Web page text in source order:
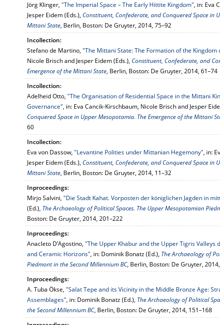
Jörg Klinger, "The Imperial Space – The Early Hittite Kingdom", in: Eva
Jesper Eidem (Eds.), Constituent, Confederate, and Conquered Space in
Mittani State, Berlin, Boston: De Gruyter, 2014, 75–92
Incollection:
Stefano de Martino, "The Mittani State: The Formation of the Kingdom
Nicole Brisch and Jesper Eidem (Eds.), Constituent, Confederate, and
Emergence of the Mittani State, Berlin, Boston: De Gruyter, 2014, 61–74
Incollection:
Adelheid Otto, "The Organisation of Residential Space in the Mittani
Governance", in: Eva Cancik-Kirschbaum, Nicole Brisch and Jesper
Conquered Space in Upper Mesopotamia. The Emergence of the Mittani
60
Incollection:
Eva von Dassow, "Levantine Polities under Mittanian Hegemony", in:
Jesper Eidem (Eds.), Constituent, Confederate, and Conquered Space in
Mittani State, Berlin, Boston: De Gruyter, 2014, 11–32
Inproceedings:
Mirjo Salvini, "Die Stadt Kahat. Vorposten der königlichen Jagden in
(Ed.), The Archaeology of Political Spaces. The Upper Mesopotamian
Boston: De Gruyter, 2014, 201–222
Inproceedings:
Anacleto D’Agostino, "The Upper Khabur and the Upper Tigris Valleys
and Ceramic Horizons", in: Dominik Bonatz (Ed.), The Archaeology of
Piedmont in the Second Millennium BC, Berlin, Boston: De Gruyter,
Inproceedings:
A. Tuba Ökse, "Salat Tepe and its Vicinity in the Middle Bronze Age:
Assemblages", in: Dominik Bonatz (Ed.), The Archaeology of Political
the Second Millennium BC, Berlin, Boston: De Gruyter, 2014, 151–168